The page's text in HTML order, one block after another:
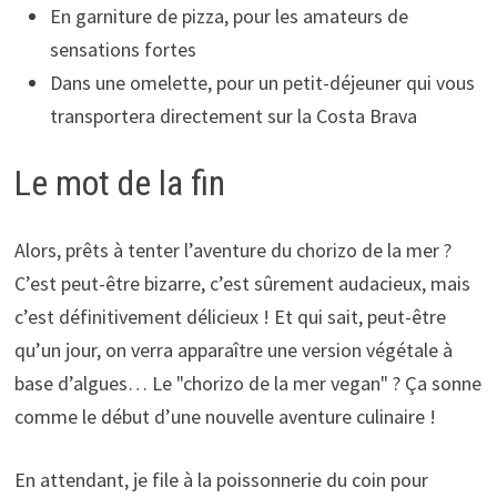
En garniture de pizza, pour les amateurs de
sensations fortes
Dans une omelette, pour un petit-déjeuner qui vous
transportera directement sur la Costa Brava
Le mot de la fin
Alors, prêts à tenter l’aventure du chorizo de la mer ?
C’est peut-être bizarre, c’est sûrement audacieux, mais
c’est définitivement délicieux ! Et qui sait, peut-être
qu’un jour, on verra apparaître une version végétale à
base d’algues… Le "chorizo de la mer vegan" ? Ça sonne
comme le début d’une nouvelle aventure culinaire !
En attendant, je file à la poissonnerie du coin pour